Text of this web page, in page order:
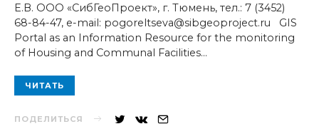
Е.В. ООО «СибГеоПроект», г. Тюмень, тел.: 7 (3452)
68-84-47, e-mail: pogoreltseva@sibgeoproject.ru GIS
Portal as an Information Resource for the monitoring
of Housing and Communal Facilities…
ЧИТАТЬ
ПОДЕЛИТЬСЯ